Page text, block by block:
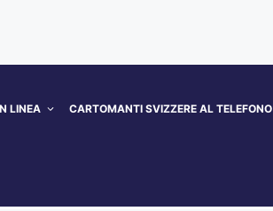
LINEA CARTOMANTI SVIZZERE AL TELEFONO